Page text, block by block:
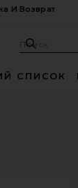
И Возврат
Поиск
СПИСОК